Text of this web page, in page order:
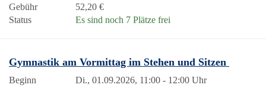
Gebühr
52,20 €
Status
Es sind noch 7 Plätze frei
Gymnastik am Vormittag im Stehen und Sitzen
Beginn
Di., 01.09.2026, 11:00 - 12:00 Uhr